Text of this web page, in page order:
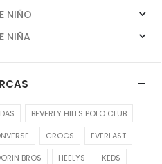
NIÑO
NIÑA
BEVERLY HILLS POLO CLUB
CROCS
EVERLAST
BROS
HEELYS
KEDS